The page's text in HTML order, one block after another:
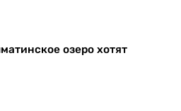
озеро хотят